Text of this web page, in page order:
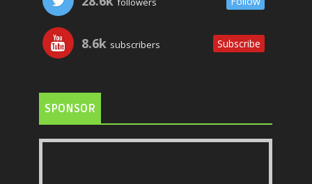
8.6k subscribers Subscribe
SPONSOR